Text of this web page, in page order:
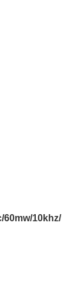
60mw/10khz/